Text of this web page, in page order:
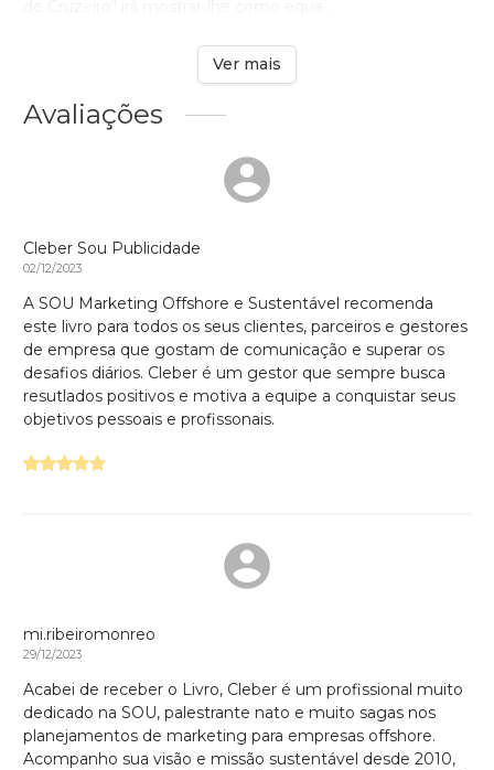
Ver mais
Avaliações
Cleber Sou Publicidade
02/12/2023
A SOU Marketing Offshore e Sustentável recomenda
este livro para todos os seus clientes, parceiros e gestores
de empresa que gostam de comunicação e superar os
desafios diários. Cleber é um gestor que sempre busca
resutlados positivos e motiva a equipe a conquistar seus
objetivos pessoais e profissonais.
mi.ribeiromonreo
29/12/2023
Acabei de receber o Livro, Cleber é um profissional muito
dedicado na SOU, palestrante nato e muito sagas nos
planejamentos de marketing para empresas offshore.
Acompanho sua visão e missão sustentável desde 2010,